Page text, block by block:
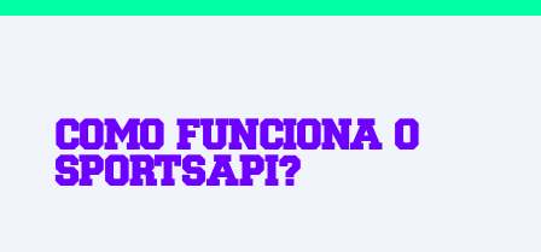
COMO FUNCIONA O
SPORTSAPI?